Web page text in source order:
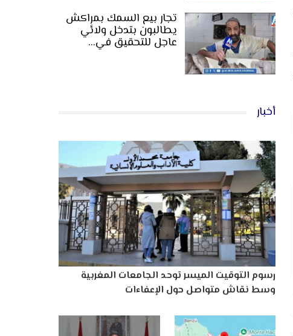
تجار بيع السمك بمراكش
يطالبون بتدخل ولائي
عاجل للتحقيق في…
أخبار
رسوم التوقيت الميسر توحد الجامعات المغربية
وسط نقاش متواصل حول الإعفاءات